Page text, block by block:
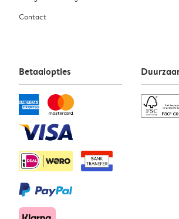
Contact
Betaalopties